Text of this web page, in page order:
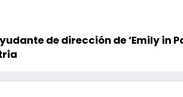
de dirección de ‘Emily in